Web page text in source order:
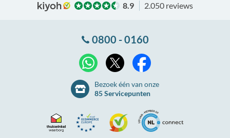
8.9 2.050 reviews
0800 - 0160
WhatsApp
Bezoek één van onze
85 Servicepunten